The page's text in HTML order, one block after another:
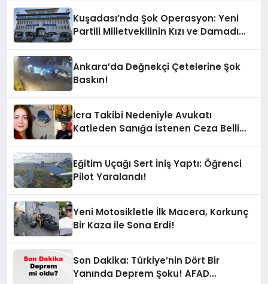
Kuşadası’nda Şok Operasyon: Yeni
Partili Milletvekilinin Kızı ve Damadı
Ankara’da Değnekçi Çetelerine Şok
Baskın!
İcra Takibi Nedeniyle Avukatı
Katleden Sanığa İstenen Ceza Belli
Eğitim Uçağı Sert İniş Yaptı: Öğrenci
Pilot Yaralandı!
Yeni Motosikletle İlk Macera, Korkunç
Bir Kaza ile Sona Erdi!
Son Dakika: Türkiye’nin Dört Bir
Yanında Deprem Şoku! AFAD